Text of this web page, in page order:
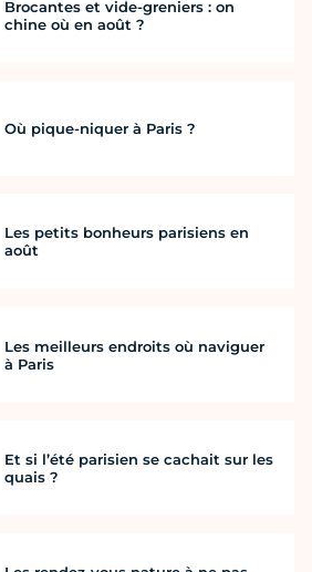
Brocantes et vide-greniers : on
chine où en août ?
Où pique-niquer à Paris ?
Les petits bonheurs parisiens en
août
Les meilleurs endroits où naviguer
à Paris
Et si l’été parisien se cachait sur les
quais ?